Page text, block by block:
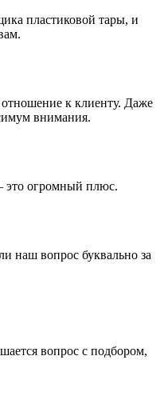
пластиковой тары, и
к клиенту. Даже
внимания.
это огромный плюс.
наш вопрос буквально за
вопрос с подбором,